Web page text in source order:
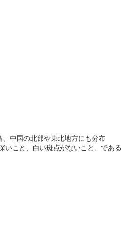
中国の北部や東北地方にも分布
いこと、白い斑点がないこと、である